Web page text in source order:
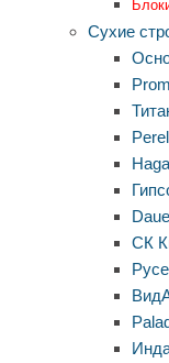
Сухие
Perel
СК